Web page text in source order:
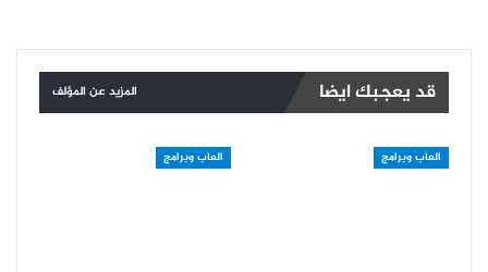
قد يعجبك ايضا المزيد عن المؤلف
العاب وبرامج العاب وبرامج